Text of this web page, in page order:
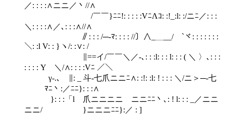
／: : : :∧ニニ／丶//∧
/￣￣}ﾆﾆ!: : : : :VﾆΛｺ: :!_:l: :/ニﾆ／: : :
＼: : : :∧／､: : :∧//∧
∥: : : /─‐ﾏ: : : : //〕∧_＿__/￣`ヾ: : : : : : :
＼: :l V: : }ヽ/: :∨: /
∥==イ/￣￣＼／‐､: : :l: : : l: : : ( ＼ 〉､: : :
: : : : Y ＼/∧: : : :Vﾆ ／＼
γ‐.､ ∥: _ 斗‐七爪ニニﾆ∧: :!: :l: ! : : : ＼/ニ＞─‐七
ﾏﾆ丶:／ﾆﾆ}: : :∧
}: : :「l 爪ニニニニ ニニﾆﾆ丶､: ! l: : : _／ニニ
ニニ/ }ニニニﾆﾆ}:／ : ]